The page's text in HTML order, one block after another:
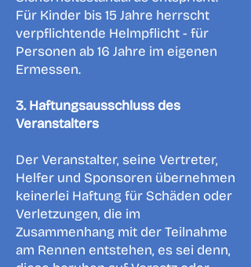
Für Kinder bis 15 Jahre herrscht
verpflichtende Helmpflicht - für
Personen ab 16 Jahre im eigenen
Ermessen.
3. Haftungsausschluss des
Veranstalters
Der Veranstalter, seine Vertreter,
Helfer und Sponsoren übernehmen
keinerlei Haftung für Schäden oder
Verletzungen, die im
Zusammenhang mit der Teilnahme
am Rennen entstehen, es sei denn,